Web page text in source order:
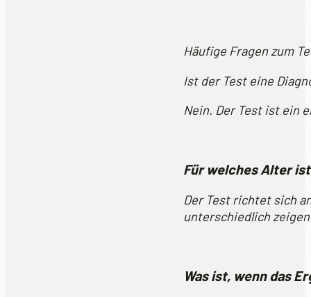
Häufige Fragen zum
Ist der Test eine
Nein. Der Test ist ein
Für welches Alter
Der Test richtet sich
unterschiedlich
Was ist, wenn das